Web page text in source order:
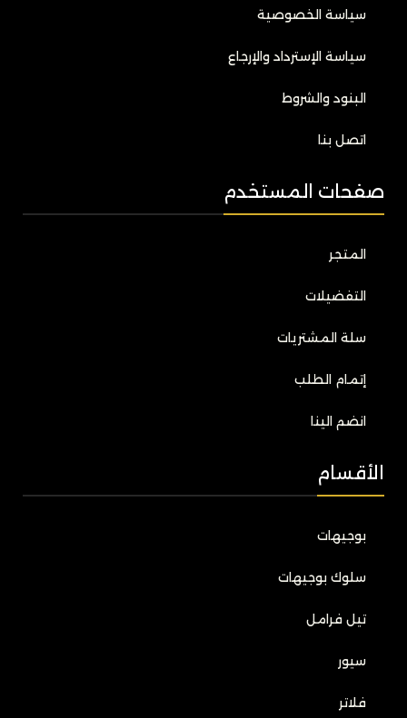
سياسة الخصوصية
سياسة الإسترداد والإرجاع
البنود والشروط
اتصل بنا
صفحات المستخدم
المتجر
التفضيلات
سلة المشتريات
إتمام الطلب
انضم الينا
الأقسام
بوجيهات
سلوك بوجيهات
تيل فرامل
سيور
فلاتر